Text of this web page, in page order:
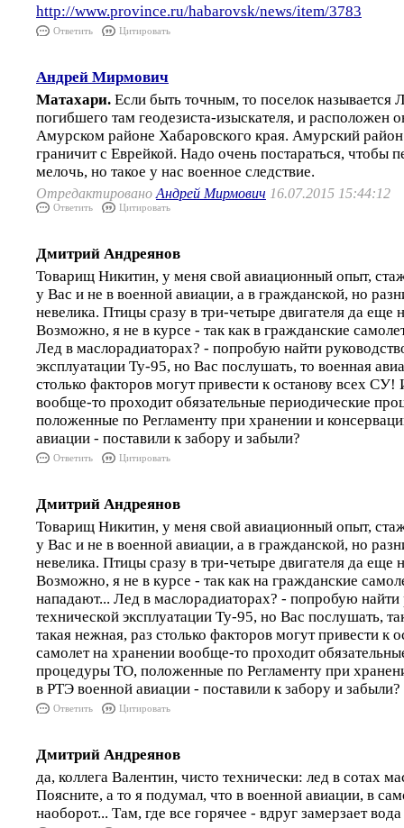
http://www.province.ru/habarovsk/news/item/3783
Ответить Цитировать
Андрей Мирмович
Матахари. Если быть точным, то поселок называется
погибшего там геодезиста-изыскателя, и расположен
Амурском районе Хабаровского края. Амурский
граничит с Еврейкой. Надо очень постараться, чтобы
мелочь, но такое у нас военное следствие.
Отредактировано Андрей Мирмович 16.07.2015 15:44:12
Ответить Цитировать
Дмитрий Андреянов
Товарищ Никитин, у меня свой авиационный опыт,
у Вас и не в военной авиации, а в гражданской, но
невелика. Птицы сразу в три-четыре двигателя да еще
Возможно, я не в курсе - так как в гражданские
Лед в маслорадиаторах? - попробую найти
эксплуатации Ту-95, но Вас послушать, то военная
столько факторов могут привести к останову всех
вообще-то проходит обязательные периодические
положенные по Регламенту при хранении и
авиации - поставили к забору и забыли?
Ответить Цитировать
Дмитрий Андреянов
Товарищ Никитин, у меня свой авиационный опыт,
у Вас и не в военной авиации, а в гражданской, но
невелика. Птицы сразу в три-четыре двигателя да еще
Возможно, я не в курсе - так как на гражданские
нападают... Лед в маслорадиаторах? - попробую найти
технической эксплуатации Ту-95, но Вас послушать,
такая нежная, раз столько факторов могут привести к
самолет на хранении вообще-то проходит
процедуры ТО, положенные по Регламенту при
в РТЭ военной авиации - поставили к забору и забыли?
Ответить Цитировать
Дмитрий Андреянов
да, коллега Валентин, чисто технически: лед в сотах
Поясните, а то я подумал, что в военной авиации, в
наоборот... Там, где все горячее - вдруг замерзает